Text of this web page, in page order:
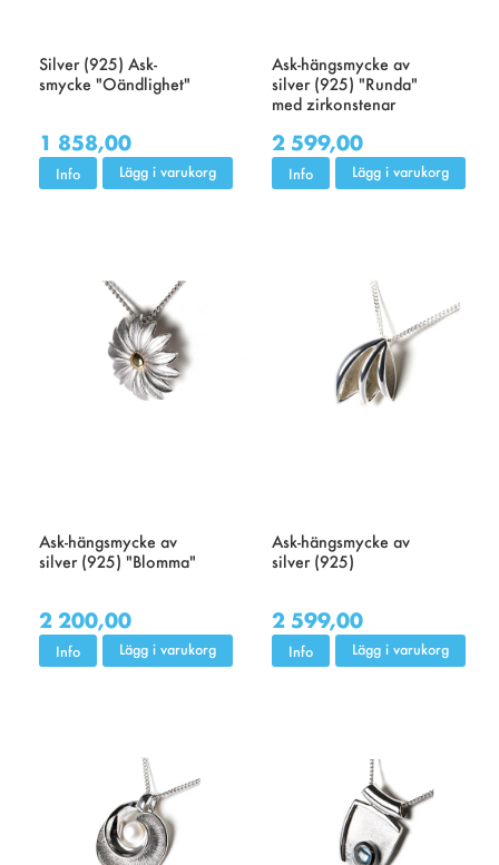
Silver (925) Ask-
smycke "Oändlighet"
1 858,00
Info Lägg i varukorg
Ask-hängsmycke av
silver (925) "Runda"
med zirkonstenar
2 599,00
Info Lägg i varukorg
Ask-hängsmycke av
silver (925) "Blomma"
2 200,00
Info Lägg i varukorg
Ask-hängsmycke av
silver (925)
2 599,00
Info Lägg i varukorg